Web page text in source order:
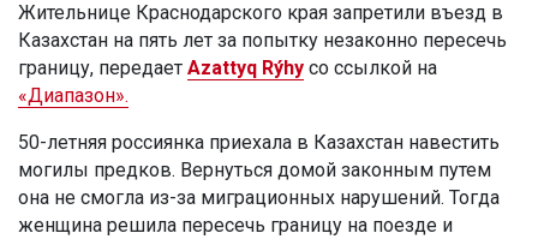
Жительнице Краснодарского края запретили въезд в
Казахстан на пять лет за попытку незаконно пересечь
границу, передает Azattyq Rýhy со ссылкой на
«Диапазон».
50-летняя россиянка приехала в Казахстан навестить
могилы предков. Вернуться домой законным путем
она не смогла из-за миграционных нарушений. Тогда
женщина решила пересечь границу на поезде и